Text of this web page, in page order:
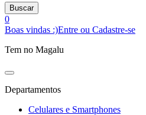
Buscar
0
Boas vindas :)Entre ou Cadastre-se
Tem no Magalu
Departamentos
Celulares e Smartphones